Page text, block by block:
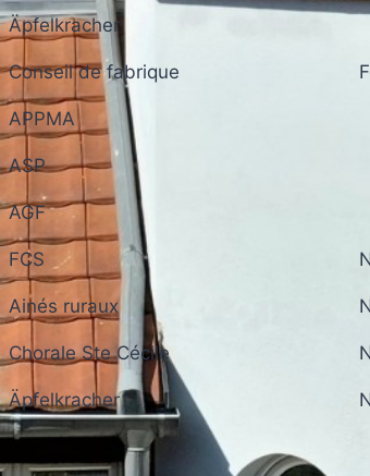
Äpfelkracher
Conseil de fabrique
APPMA
ASP
AGF
FCS
Ainés ruraux
Chorale Ste Cécile
Äpfelkracher